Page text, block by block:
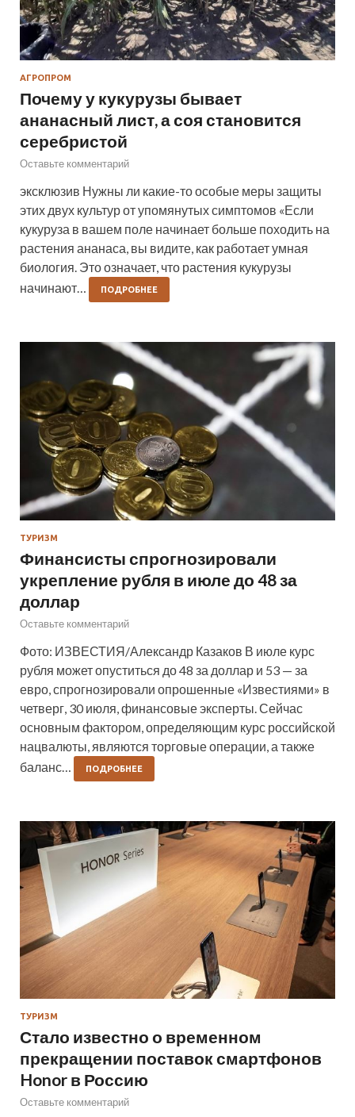
АГРОПРОМ
Почему у кукурузы бывает
ананасный лист, а соя становится
серебристой
Оставьте комментарий
эксклюзив Нужны ли какие-то особые меры защиты
этих двух культур от упомянутых симптомов «Если
кукуруза в вашем поле начинает больше походить на
растения ананаса, вы видите, как работает умная
биология. Это означает, что растения кукурузы
начинают…
ПОДРОБНЕЕ
ТУРИЗМ
Финансисты спрогнозировали
укрепление рубля в июле до 48 за
доллар
Оставьте комментарий
Фото: ИЗВЕСТИЯ/Александр Казаков В июле курс
рубля может опуститься до 48 за доллар и 53 — за
евро, спрогнозировали опрошенные «Известиями» в
четверг, 30 июля, финансовые эксперты. Сейчас
основным фактором, определяющим курс российской
нацвалюты, являются торговые операции, а также
баланс…
ПОДРОБНЕЕ
ТУРИЗМ
Стало известно о временном
прекращении поставок смартфонов
Honor в Россию
Оставьте комментарий